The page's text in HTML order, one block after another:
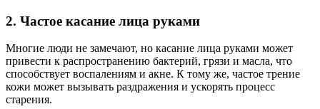
2. Частое касание лица руками
Многие люди не замечают, но касание лица руками может
привести к распространению бактерий, грязи и масла, что
способствует воспалениям и акне. К тому же, частое трение
кожи может вызывать раздражения и ускорять процесс
старения.